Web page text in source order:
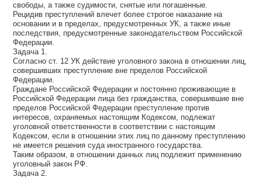
свободы, а также судимости, снятые или погашенные.
Рецидив преступлений влечет более строгое наказание на
основании и в пределах, предусмотренных УК, а также иные
последствия, предусмотренные законодательством Российской
Федерации.
Задача 1.
Согласно ст. 12 УК действие уголовного закона в отношении лиц,
совершивших преступление вне пределов Российской
Федерации.
Граждане Российской Федерации и постоянно проживающие в
Российской Федерации лица без гражданства, совершившие вне
пределов Российской Федерации преступление против
интересов, охраняемых настоящим Кодексом, подлежат
уголовной ответственности в соответствии с настоящим
Кодексом, если в отношении этих лиц по данному преступлению
не имеется решения суда иностранного государства.
Таким образом, в отношении данных лиц подлежит применению
уголовный закон РФ.
Задача 2.